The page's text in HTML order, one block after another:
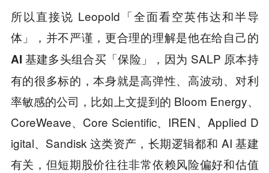
所以直接说 Leopold「全面看空英伟达和半导
体」，并不严谨，更合理的理解是他在给自己的
AI 基建多头组合买「保险」， 因为 SALP 原本持
有的很多标的，本身就是高弹性、高波动、对利
率敏感的公司，比如上文提到的 Bloom Energy、
CoreWeave、Core Scientific、IREN、Applied D
igital、Sandisk 这类资产，长期逻辑都和 AI 基建
有关，但短期股价往往非常依赖风险偏好和估值